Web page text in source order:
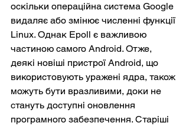
оскільки операційна система Google
видаляє або змінює численні функції
Linux. Однак Epoll є важливою
частиною самого Android. Отже,
деякі новіші пристрої Android, що
використовують уражені ядра, також
можуть бути вразливими, доки не
стануть доступні оновлення
програмного забезпечення. Старіші